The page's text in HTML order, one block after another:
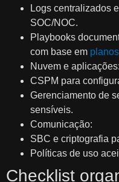
Logs centralizados
SOC/NOC.
Playbooks
com base em
Nuvem e aplicações:
CSPM para
Gerenciamento de
sensíveis.
Comunicação:
SBC e criptografia
Políticas de uso
Checklist